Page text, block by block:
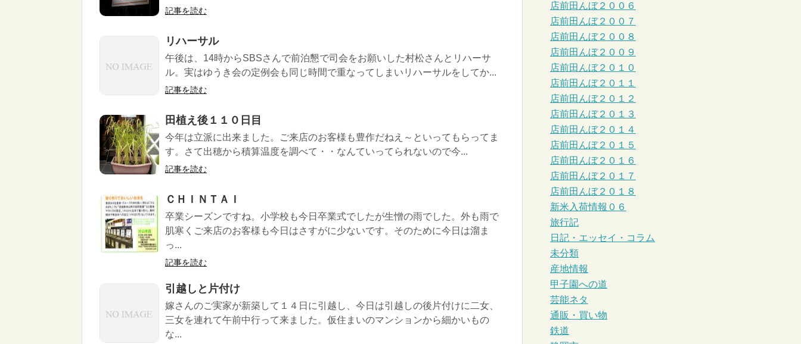
記事を読む
リハーサル
午後は、14時からSBSさんで前泊懇で司会をお願いした村松さんとリハーサ
ル。実はゆうき会の定例会も同じ時間で重なってしまいリハーサルをしてか...
記事を読む
田植え後１１０日目
今年は立派に出来ました。ご来店のお客様も豊作だねえ～といってもらってま
す。さて出穂から積算温度を調べて・・なんていってられないので今...
記事を読む
ＣＨＩＮＴＡＩ
卒業シーズンですね。小学校も今日卒業式でしたが生憎の雨でした。外も雨で
肌寒くご来店のお客様も今日はさすがに少ないです。そのために今日は溜ま
っ...
記事を読む
引越しと片付け
嫁さんのご実家が新築して１４日に引越し、今日は引越しの後片付けに二女、
三女を連れて午前中行って来ました。仮住まいのマンションから細かいもの
な...
店前田んぼ２００６
店前田んぼ２００７
店前田んぼ２００８
店前田んぼ２００９
店前田んぼ２０１０
店前田んぼ２０１１
店前田んぼ２０１２
店前田んぼ２０１３
店前田んぼ２０１４
店前田んぼ２０１５
店前田んぼ２０１６
店前田んぼ２０１７
店前田んぼ２０１８
新米入荷情報０６
旅行記
日記・エッセイ・コラム
未分類
産地情報
甲子園への道
芸能ネタ
通販・買い物
鉄道